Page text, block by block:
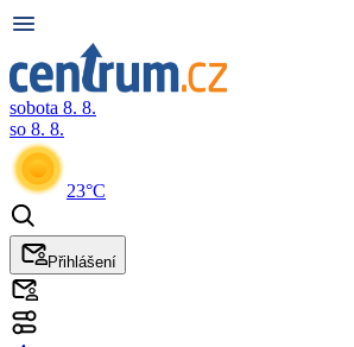
sobota 8. 8.
so 8. 8.
23°C
Přihlášení